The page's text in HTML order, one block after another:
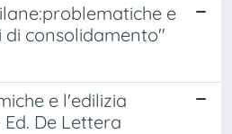
e
di consolidamento"
e l'edilizia
De Lettera